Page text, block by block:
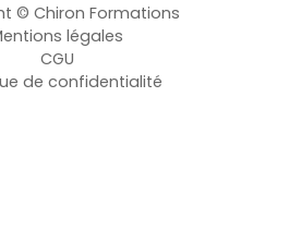
© Chiron Formations
légales
CGU
de confidentialité